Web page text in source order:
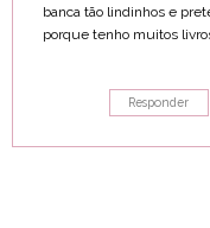
banca tão lindinhos e
porque tenho muitos
Responder